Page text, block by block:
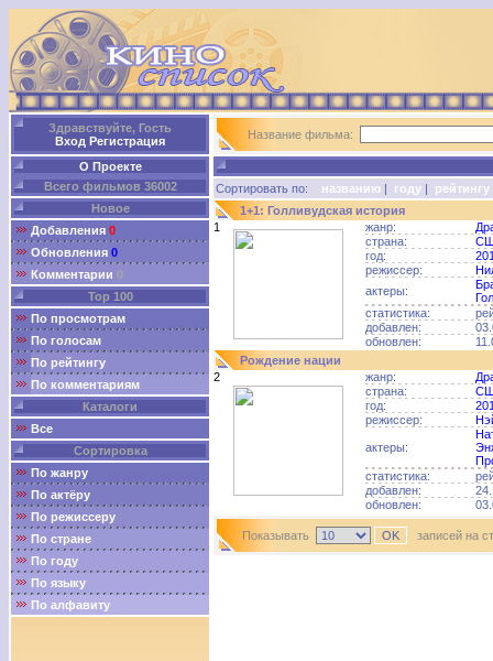
Здравствуйте, Гость
Вход Регистрация
О Проекте
Всего фильмов 36002
Новое
Добавления 0
Обновления 0
Комментарии 0
Top 100
По просмотрам
По голосам
По рейтингу
По комментариям
Каталоги
Все
Сортировка
По жанру
По актёру
По режиссеру
По стране
По году
По языку
По алфавиту
Название фильма:
Сортировать по: названию | году | рейтингу
1+1: Голливудская история
1
жанр:
страна:
год:
режиссер:
актеры:
статистика:
добавлен:
обновлен:
Рождение нации
2
жанр:
страна:
год:
режиссер:
актеры:
статистика:
добавлен:
обновлен:
Показывать записей на